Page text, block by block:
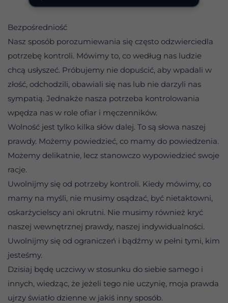
Bezpośredniość
Nasz sposób porozumiewania się często odzwierciedla
potrzebę kontroli. Mówimy to, co według nas ludzie
chcą usłyszeć. Próbujemy nie dopuścić, aby wpadali w
złość, odchodzili, obawiali się nas lub nie darzyli nas
sympatią. Jednakże nasza potrzeba kontrolowania
wpędza nas w role ofiar i męczenników.
Wolność jest tylko kilka słów dalej. To są słowa naszej
prawdy. Możemy powiedzieć, co mamy do powiedzenia.
Możemy delikatnie, lecz stanowczo wypowiedzieć swoje
racje.
Uwolnijmy się od potrzeby kontroli. Kiedy mówimy, co
mamy na myśli, nie musimy osądzać, być nietaktowni,
oskarżycielscy ani okrutni. Nie musimy również kryć
naszej wewnętrznej prawdy, naszej indywidualności.
Uwolnijmy się od ograniczeń i bądźmy w pełni tymi, kim
jesteśmy.
Dzisiaj będę uczciwy w stosunku do siebie samego i
innych, wiedząc, że jeżeli tego nie uczynię, moja prawda
ujrzy światło dzienne w jakiś inny sposób.